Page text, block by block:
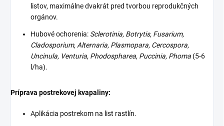
listov, maximálne dvakrát pred tvorbou reprodukčných
orgánov.
Hubové ochorenia: Sclerotinia, Botrytis, Fusarium,
Cladosporium, Alternaria, Plasmopara, Cercospora,
Uncinula, Venturia, Phodospharea, Puccinia, Phoma (5-6
l/ha).
Príprava postrekovej kvapaliny:
Aplikácia postrekom na list rastlín.